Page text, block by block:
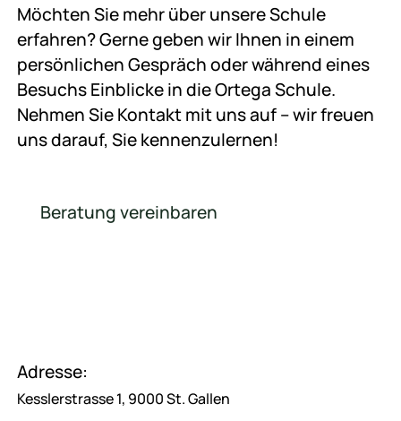
Möchten Sie mehr über unsere Schule
erfahren? Gerne geben wir Ihnen in einem
persönlichen Gespräch oder während eines
Besuchs Einblicke in die Ortega Schule.
Nehmen Sie Kontakt mit uns auf – wir freuen
uns darauf, Sie kennenzulernen!
Beratung vereinbaren
Beratung vereinbaren
Adresse:
Kesslerstrasse 1, 9000 St. Gallen